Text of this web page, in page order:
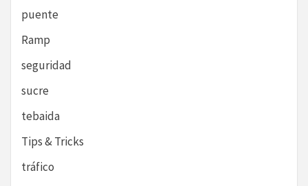
puente
Ramp
seguridad
sucre
tebaida
Tips & Tricks
tráfico